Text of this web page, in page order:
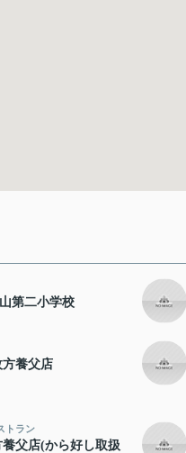
第二小学校
養父店
トラン
父店(から好し取扱